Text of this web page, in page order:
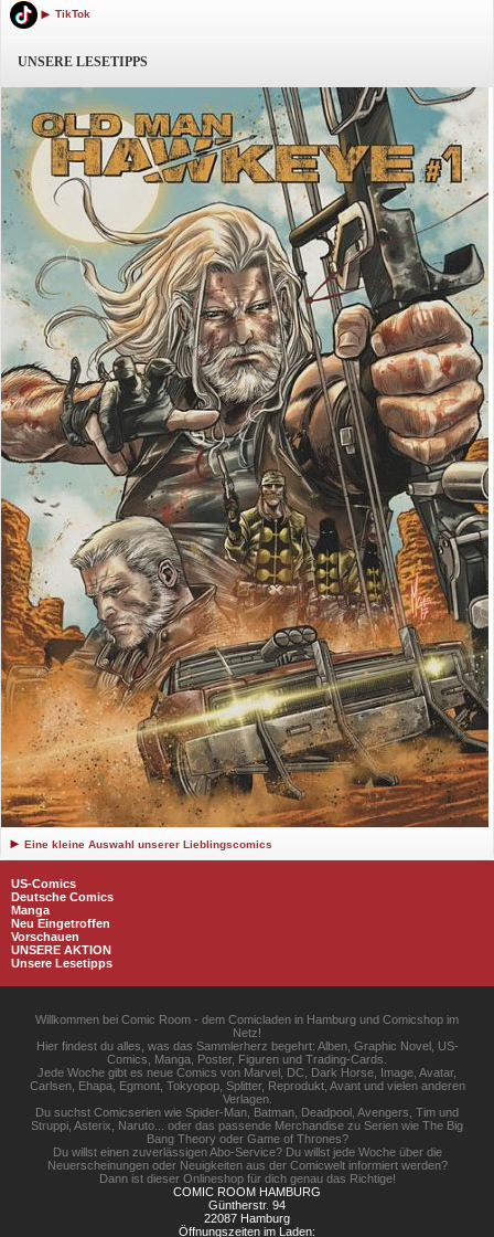
TikTok
UNSERE LESETIPPS
Eine kleine Auswahl unserer Lieblingscomics
US-Comics
Deutsche Comics
Manga
Neu Eingetroffen
Vorschauen
UNSERE AKTION
Unsere Lesetipps
Willkommen bei Comic Room - dem Comicladen in Hamburg und Comicshop im
Netz!
Hier findest du alles, was das Sammlerherz begehrt: Alben, Graphic Novel, US-
Comics, Manga, Poster, Figuren und Trading-Cards.
Jede Woche gibt es neue Comics von Marvel, DC, Dark Horse, Image, Avatar,
Carlsen, Ehapa, Egmont, Tokyopop, Splitter, Reprodukt, Avant und vielen anderen
Verlagen.
Du suchst Comicserien wie Spider-Man, Batman, Deadpool, Avengers, Tim und
Struppi, Asterix, Naruto... oder das passende Merchandise zu Serien wie The Big
Bang Theory oder Game of Thrones?
Du willst einen zuverlässigen Abo-Service? Du willst jede Woche über die
Neuerscheinungen oder Neuigkeiten aus der Comicwelt informiert werden?
Dann ist dieser Onlineshop für dich genau das Richtige!
COMIC ROOM HAMBURG
Güntherstr. 94
22087 Hamburg
Öffnungszeiten im Laden: